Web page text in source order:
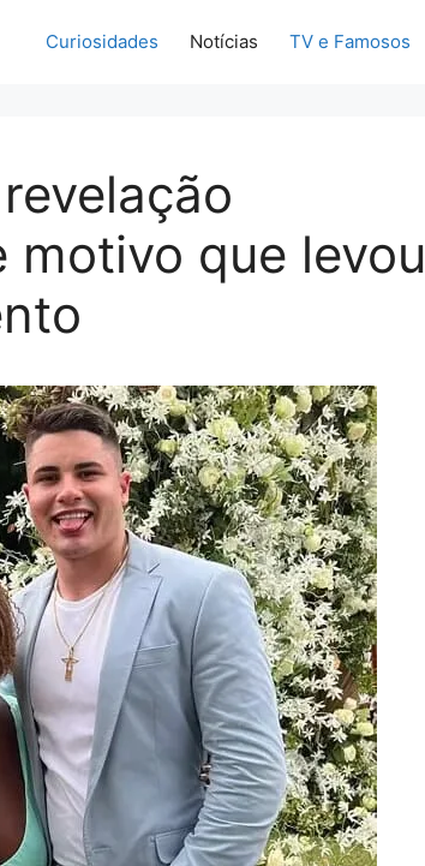
Curiosidades Notícias TV e Famosos
que levou